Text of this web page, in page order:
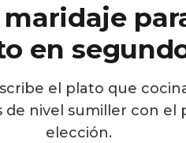
en
el plato que
de nivel sumiller con el
elección.